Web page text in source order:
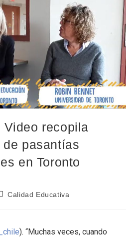
Video recopila
pasantías
en Toronto
Calidad Educativa
). “Muchas veces, cuando